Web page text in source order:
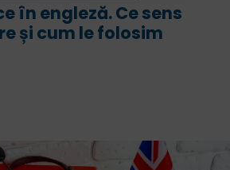
în engleză. Ce sens
și cum le folosim